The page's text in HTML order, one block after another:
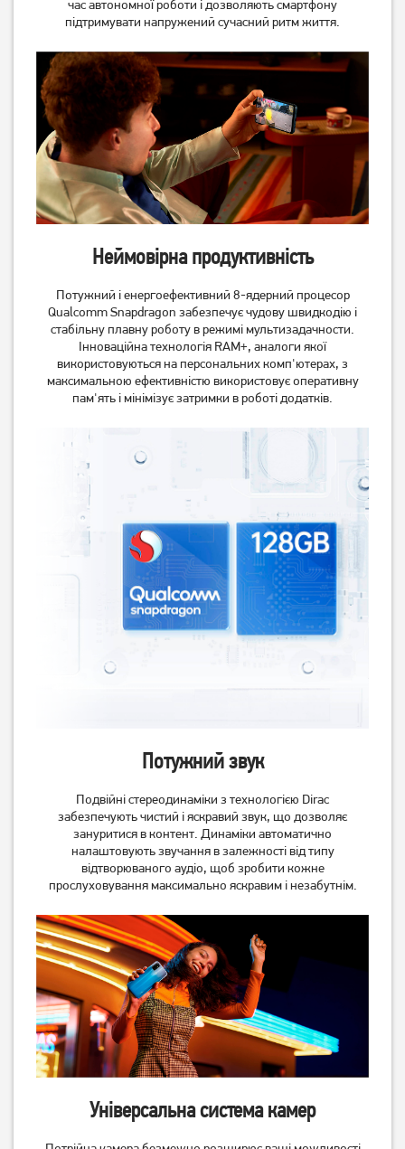
час автономної роботи і дозволяють смартфону
підтримувати напружений сучасний ритм життя.
Неймовірна продуктивність
Потужний і енергоефективний 8-ядерний процесор
Qualcomm Snapdragon забезпечує чудову швидкодію і
стабільну плавну роботу в режимі мультизадачности.
Інноваційна технологія RAM+, аналоги якої
використовуються на персональних комп'ютерах, з
максимальною ефективністю використовує оперативну
пам'ять і мінімізує затримки в роботі додатків.
Потужний звук
Подвійні стереодинаміки з технологією Dirac
забезпечують чистий і яскравий звук, що дозволяє
зануритися в контент. Динаміки автоматично
налаштовують звучання в залежності від типу
відтворюваного аудіо, щоб зробити кожне
прослуховування максимально яскравим і незабутнім.
Універсальна система камер